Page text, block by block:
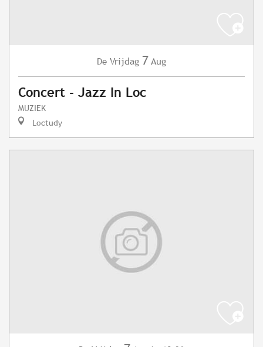
De Vrijdag 7 Aug
Concert - Jazz In Loc
MUZIEK
Loctudy